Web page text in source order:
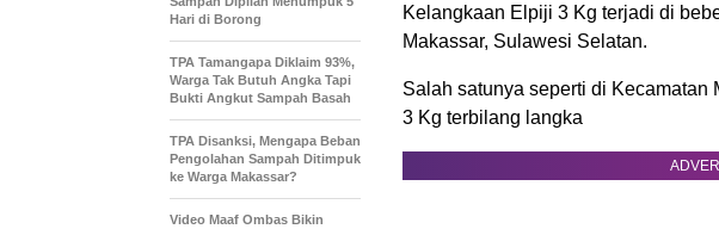
Kelangkaan Elpiji 3 Kg terjadi di
Makassar, Sulawesi Selatan.
Salah satunya seperti di
3 Kg terbilang langka
Hari di Borong
TPA Tamangapa Diklaim 93%,
Warga Tak Butuh Angka Tapi
Bukti Angkut Sampah Basah
TPA Disanksi, Mengapa Beban
Pengolahan Sampah Ditimpuk
ke Warga Makassar?
Video Maaf Ombas Bikin